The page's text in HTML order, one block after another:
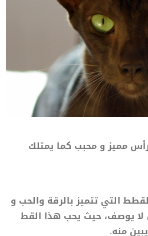
مميز و محبب كما يمتلك
التي تتميز بالرقة والحب و
لا يوصف، حيث يحب هذا القط
منه.